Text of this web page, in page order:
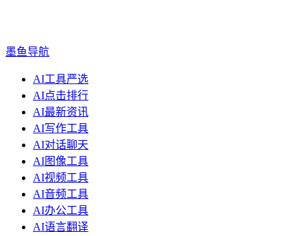
墨鱼导航
AI工具严选
AI点击排行
AI最新资讯
AI写作工具
AI对话聊天
AI图像工具
AI视频工具
AI音频工具
AI办公工具
AI语言翻译